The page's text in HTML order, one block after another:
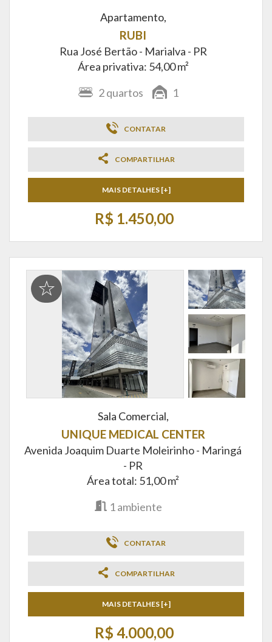
Apartamento,
RUBI
Rua José Bertão - Marialva - PR
Área privativa: 54,00 m²
2quartos 1
CONTATAR
COMPARTILHAR
MAIS DETALHES [+]
R$ 1.450,00
Sala Comercial,
UNIQUE MEDICAL CENTER
Avenida Joaquim Duarte Moleirinho - Maringá
- PR
Área total: 51,00 m²
1 ambiente
CONTATAR
COMPARTILHAR
MAIS DETALHES [+]
R$ 4.000,00